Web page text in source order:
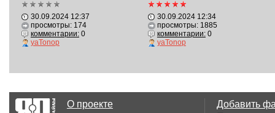
30.09.2024 12:37
просмотры: 174
комментарии:0
yaTonop
30.09.2024 12:34
просмотры: 1885
комментарии:0
yaTonop
О проекте
Добавить